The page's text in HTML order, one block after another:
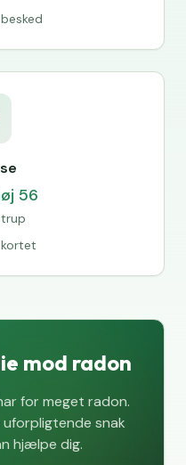
56
mod radon
for meget radon.
uforpligtende snak
hjælpe dig.